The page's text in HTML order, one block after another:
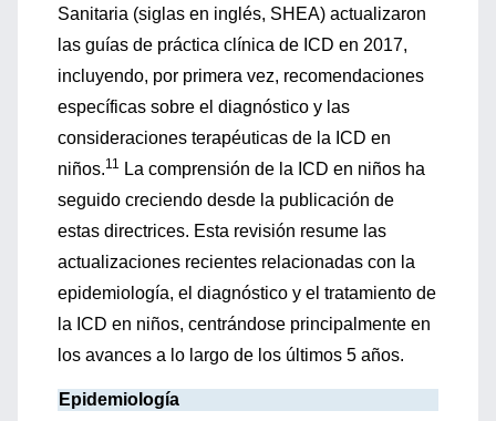
Sanitaria (siglas en inglés, SHEA) actualizaron
las guías de práctica clínica de ICD en 2017,
incluyendo, por primera vez, recomendaciones
específicas sobre el diagnóstico y las
consideraciones terapéuticas de la ICD en
niños.11 La comprensión de la ICD en niños ha
seguido creciendo desde la publicación de
estas directrices. Esta revisión resume las
actualizaciones recientes relacionadas con la
epidemiología, el diagnóstico y el tratamiento de
la ICD en niños, centrándose principalmente en
los avances a lo largo de los últimos 5 años.
Epidemiología